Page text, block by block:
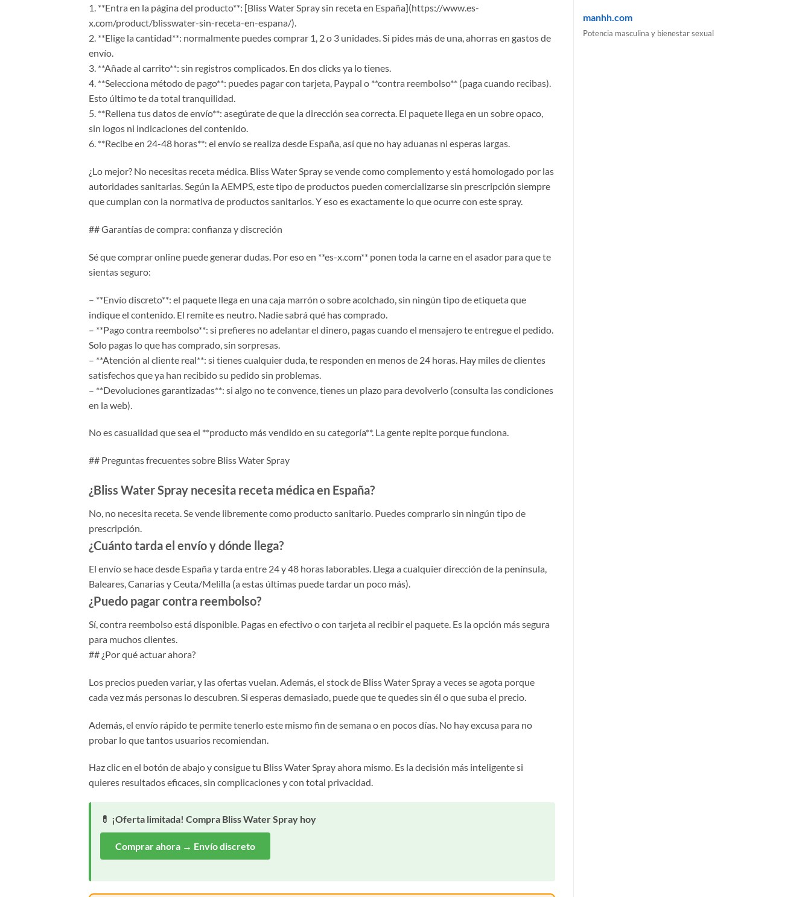
1. **Entra en la página del producto**: [Bliss Water Spray sin receta en España](https://www.es-
x.com/product/blisswater-sin-receta-en-espana/).
2. **Elige la cantidad**: normalmente puedes comprar 1, 2 o 3 unidades. Si pides más de una, ahorras en gastos de
envío.
3. **Añade al carrito**: sin registros complicados. En dos clicks ya lo tienes.
4. **Selecciona método de pago**: puedes pagar con tarjeta, Paypal o **contra reembolso** (paga cuando recibas).
Esto último te da total tranquilidad.
5. **Rellena tus datos de envío**: asegúrate de que la dirección sea correcta. El paquete llega en un sobre opaco,
sin logos ni indicaciones del contenido.
6. **Recibe en 24-48 horas**: el envío se realiza desde España, así que no hay aduanas ni esperas largas.
¿Lo mejor? No necesitas receta médica. Bliss Water Spray se vende como complemento y está homologado por las
autoridades sanitarias. Según la AEMPS, este tipo de productos pueden comercializarse sin prescripción siempre
que cumplan con la normativa de productos sanitarios. Y eso es exactamente lo que ocurre con este spray.
## Garantías de compra: confianza y discreción
Sé que comprar online puede generar dudas. Por eso en **es-x.com** ponen toda la carne en el asador para que te
sientas seguro:
– **Envío discreto**: el paquete llega en una caja marrón o sobre acolchado, sin ningún tipo de etiqueta que
indique el contenido. El remite es neutro. Nadie sabrá qué has comprado.
– **Pago contra reembolso**: si prefieres no adelantar el dinero, pagas cuando el mensajero te entregue el pedido.
Solo pagas lo que has comprado, sin sorpresas.
– **Atención al cliente real**: si tienes cualquier duda, te responden en menos de 24 horas. Hay miles de clientes
satisfechos que ya han recibido su pedido sin problemas.
– **Devoluciones garantizadas**: si algo no te convence, tienes un plazo para devolverlo (consulta las condiciones
en la web).
No es casualidad que sea el **producto más vendido en su categoría**. La gente repite porque funciona.
## Preguntas frecuentes sobre Bliss Water Spray
¿Bliss Water Spray necesita receta médica en España?
No, no necesita receta. Se vende libremente como producto sanitario. Puedes comprarlo sin ningún tipo de
prescripción.
¿Cuánto tarda el envío y dónde llega?
El envío se hace desde España y tarda entre 24 y 48 horas laborables. Llega a cualquier dirección de la península,
Baleares, Canarias y Ceuta/Melilla (a estas últimas puede tardar un poco más).
¿Puedo pagar contra reembolso?
Sí, contra reembolso está disponible. Pagas en efectivo o con tarjeta al recibir el paquete. Es la opción más segura
para muchos clientes.
## ¿Por qué actuar ahora?
Los precios pueden variar, y las ofertas vuelan. Además, el stock de Bliss Water Spray a veces se agota porque
cada vez más personas lo descubren. Si esperas demasiado, puede que te quedes sin él o que suba el precio.
Además, el envío rápido te permite tenerlo este mismo fin de semana o en pocos días. No hay excusa para no
probar lo que tantos usuarios recomiendan.
Haz clic en el botón de abajo y consigue tu Bliss Water Spray ahora mismo. Es la decisión más inteligente si
quieres resultados eficaces, sin complicaciones y con total privacidad.
💊 ¡Oferta limitada! Compra Bliss Water Spray hoy
Comprar ahora → Envío discreto
manhh.com
Potencia masculina y bienestar sexual